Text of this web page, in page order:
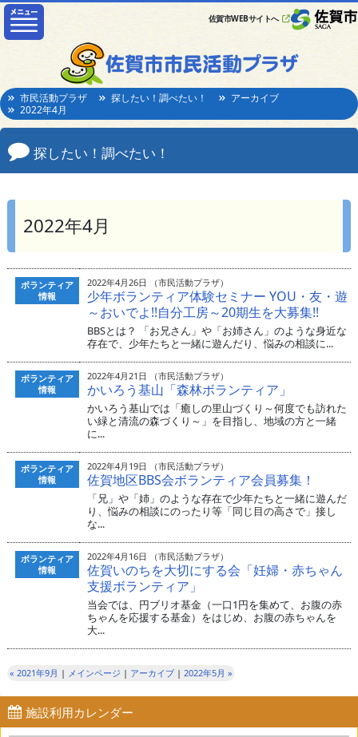
佐賀市WEBサイトへ
市民活動プラザ 探したい！調べたい！
アーカイブ
2022年4月
探したい！調べたい！
2022年4月
ボランティア
情報
2022年4月26日 （市民活動プラザ）
少年ボランティア体験セミナー YOU・友・遊
～おいでよ!!自分工房～20期生を大募集!!
BBSとは？ 「お兄さん」や「お姉さん」のような身近な
存在で、少年たちと一緒に遊んだり、悩みの相談に...
ボランティア
情報
2022年4月21日 （市民活動プラザ）
かいろう基山「森林ボランティア」
かいろう基山では「癒しの里山づくり～何度でも訪れた
い緑と清流の森づくり～」を目指し、地域の方と一緒
に...
ボランティア
情報
2022年4月19日 （市民活動プラザ）
佐賀地区BBS会ボランティア会員募集！
「兄」や「姉」のような存在で少年たちと一緒に遊んだ
り、悩みの相談にのったり等「同じ目の高さで」接し
な...
ボランティア
情報
2022年4月16日 （市民活動プラザ）
佐賀いのちを大切にする会「妊婦・赤ちゃん
支援ボランティア」
当会では、円ブリオ基金（一口1円を集めて、お腹の赤
ちゃんを応援する基金）をはじめ、お腹の赤ちゃんを
大...
« 2021年9月 | メインページ | アーカイブ| 2022年5月 »
施設利用カレンダー